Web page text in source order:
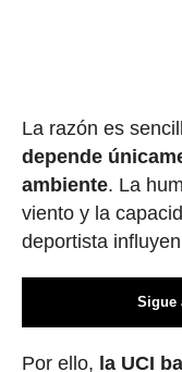
La razón es
depende
ambiente. La
viento y la
deportista
Sigue
Por ello, la UCI